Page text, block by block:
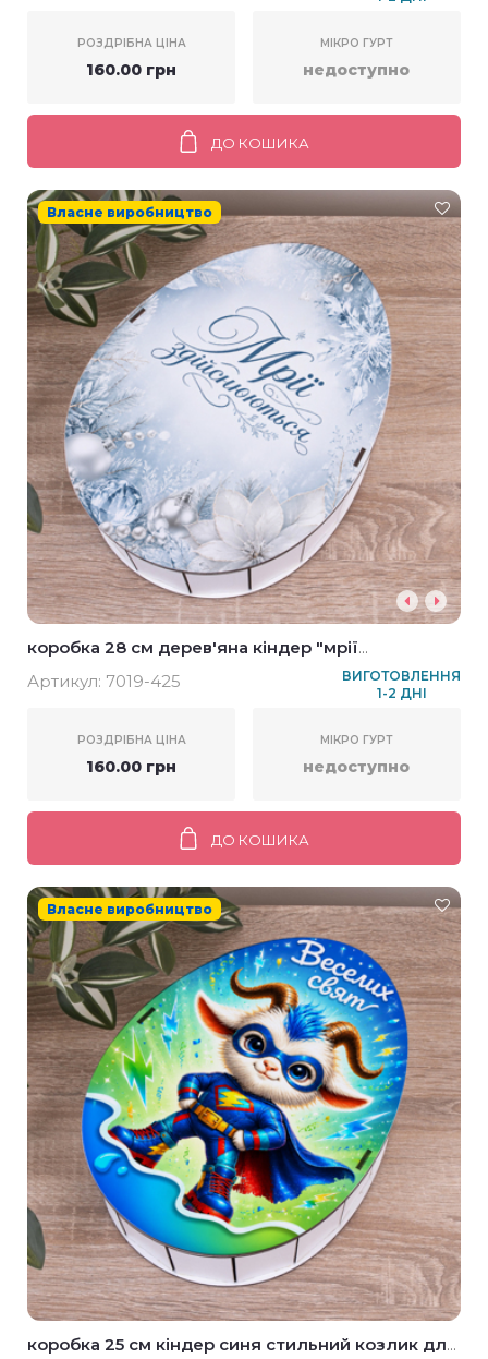
РОЗДРІБНА ЦІНА
160.00 грн
МІКРО ГУРТ
недоступно
ДО КОШИКА
Власне виробництво
коробка 28 см дерев'яна кіндер "мрії
здійснюються!" новорічна
Артикул: 7019-425
ВИГОТОВЛЕННЯ
1-2 ДНІ
РОЗДРІБНА ЦІНА
160.00 грн
МІКРО ГУРТ
недоступно
ДО КОШИКА
Власне виробництво
коробка 25 см кіндер синя стильний козлик для